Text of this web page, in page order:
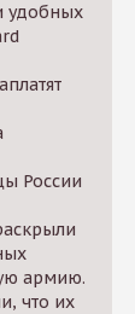
удобных
России
армию.
что их